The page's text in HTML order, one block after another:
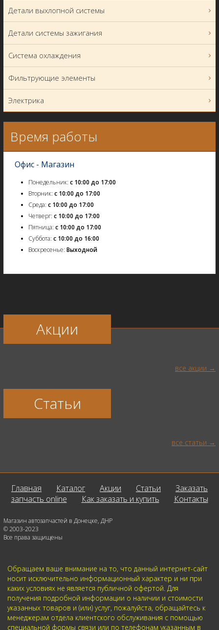
Детали выхлопной системы
Детали системы зажигания
Система охлаждения
Фильтрующие элементы
Электрика
Время работы
Офис - Магазин
Понедельник: с 10:00 до 17:00
Вторник: с 10:00 до 17:00
Среда: с 10:00 до 17:00
Четверг: с 10:00 до 17:00
Пятница: с 10:00 до 17:00
Суббота: с 10:00 до 16:00
Воскресенье: Выходной
Акции
все акции
Статьи
все статьи
Главная Каталог Акции Статьи
Заказать
запчасть online
Как заказать и купить Контакты
Магазин автозапчастей в Донецке, ДНР
© 2003-2023
Все права защищены
Обращаем ваше внимание на то, что данный интернет-сайт
носит исключительно информационный характер и ни при
каких условиях не является публичной офертой. Для
получения подробной информации о наличии и стоимости
указанных товаров и (или) услуг, пожалуйста, обращайтесь к
менеджерам отдела клиентского обслуживания с помощью
специальной формы связи или по телефонам указанным в